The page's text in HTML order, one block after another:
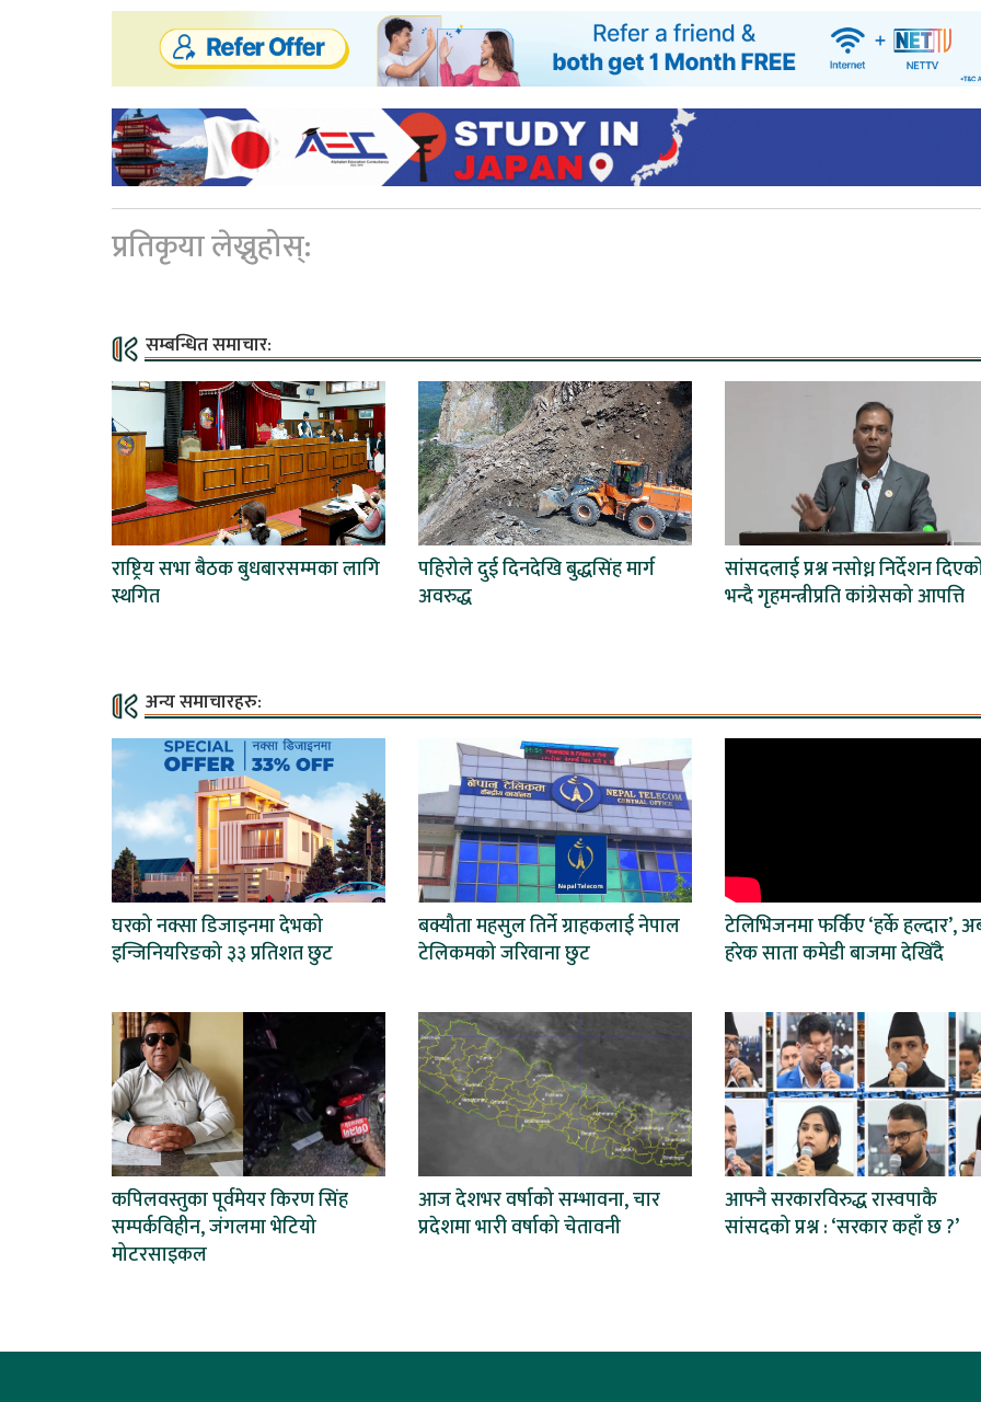
प्रतिकृया लेख्नुहोस्:
सम्बन्धित समाचार:
राष्ट्रिय सभा बैठक बुधबारसम्मका लागि
स्थगित
पहिरोले दुई दिनदेखि बुद्धसिंह मार्ग
अवरुद्ध
सांसदलाई प्रश्न नसोध्न निर्देशन
भन्दै गृहमन्त्रीप्रति कांग्रेसको आपत्ति
अन्य समाचारहरु:
घरको नक्सा डिजाइनमा देभको
इन्जिनियरिङको ३३ प्रतिशत छुट
बक्यौता महसुल तिर्ने ग्राहकलाई नेपाल
टेलिकमको जरिवाना छुट
टेलिभिजनमा फर्किए ‘हर्के हल्दार’,
हरेक साता कमेडी बाजमा देखिँदै
कपिलवस्तुका पूर्वमेयर किरण सिंह
सम्पर्कविहीन, जंगलमा भेटियो
मोटरसाइकल
आज देशभर वर्षाको सम्भावना, चार
प्रदेशमा भारी वर्षाको चेतावनी
आफ्नै सरकारविरुद्ध रास्वपाकै
सांसदको प्रश्न : ‘सरकार कहाँ छ ?’